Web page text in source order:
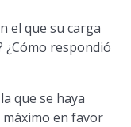
el que su carga
¿Cómo respondió
que se haya
en favor